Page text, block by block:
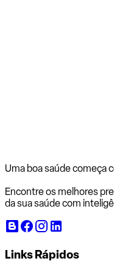
Uma boa saúde começa
Encontre os melhores
da sua saúde com
Links Rápidos